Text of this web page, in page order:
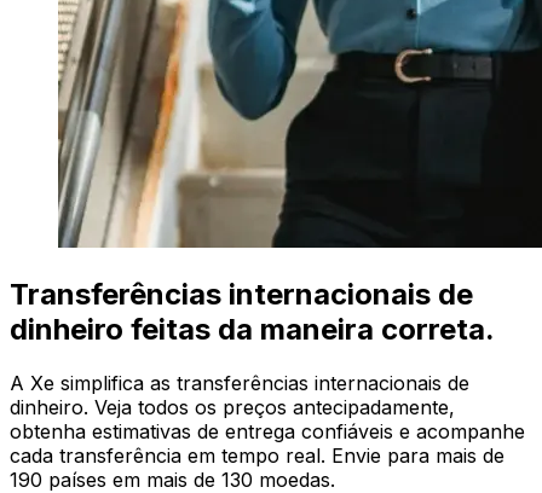
Transferências internacionais de
dinheiro feitas da maneira correta.
A Xe simplifica as transferências internacionais de
dinheiro. Veja todos os preços antecipadamente,
obtenha estimativas de entrega confiáveis e acompanhe
cada transferência em tempo real. Envie para mais de
190 países em mais de 130 moedas.